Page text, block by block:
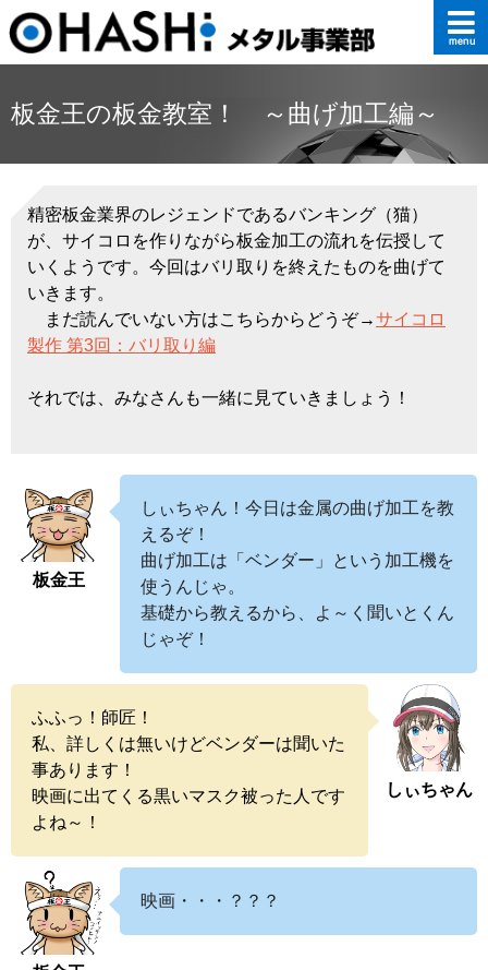
板金王の板金教室！ ～曲げ加工編～
精密板金業界のレジェンドであるバンキング（猫）
が、サイコロを作りながら板金加工の流れを伝授して
いくようです。今回はバリ取りを終えたものを曲げて
いきます。
まだ読んでいない方はこちらからどうぞ→サイコロ
製作 第3回：バリ取り編
それでは、みなさんも一緒に見ていきましょう！
板金王
しぃちゃん！今日は金属の曲げ加工を教
えるぞ！
曲げ加工は「ベンダー」という加工機を
使うんじゃ。
基礎から教えるから、よ～く聞いとくん
じゃぞ！
しぃちゃん
ふふっ！師匠！
私、詳しくは無いけどベンダーは聞いた
事あります！
映画に出てくる黒いマスク被った人です
よね～！
映画・・・？？？